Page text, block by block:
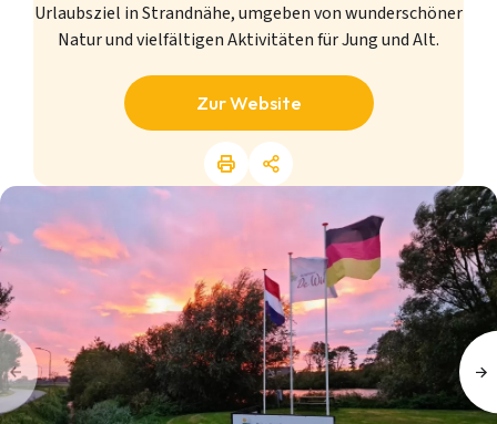
Urlaubsziel in Strandnähe, umgeben von wunderschöner
Natur und vielfältigen Aktivitäten für Jung und Alt.
Zur Website